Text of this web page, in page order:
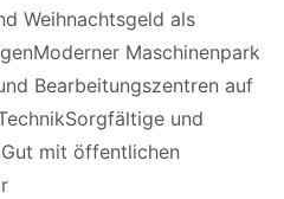
Weihnachtsgeld als
Maschinenpark
Bearbeitungszentren auf
und
mit öffentlichen